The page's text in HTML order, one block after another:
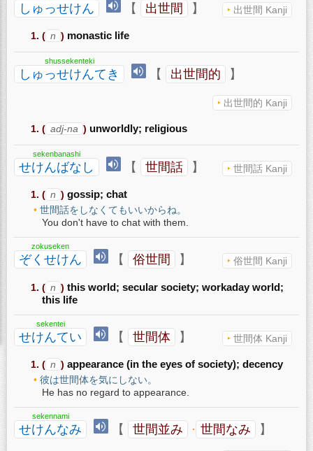
しゅっせけん 【 出世間 】 出世間 Kanji
( n ) monastic life
しゅっせけんてき
shussekenteki
【 出世間的 】
出世間的 Kanji
( adj-na ) unworldly; religious
せけんばなし
sekenbanashi
【 世間話 】 世間話 Kanji
( n ) gossip; chat
世間話をしなくてもいいからね。
You don't have to chat with them.
ぞくせけん
zokuseken
【 俗世間 】 俗世間 Kanji
( n ) this world; secular society; workaday world;
this life
せけんてい
sekentei
【 世間体 】 世間体 Kanji
( n ) appearance (in the eyes of society); decency
彼は世間体を気にしない。
He has no regard to appearance.
せけんなみ
sekennami
【 世間並み · 世間なみ 】